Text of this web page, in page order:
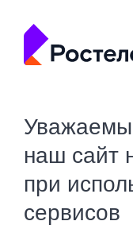
наш сайт
при
сервисов